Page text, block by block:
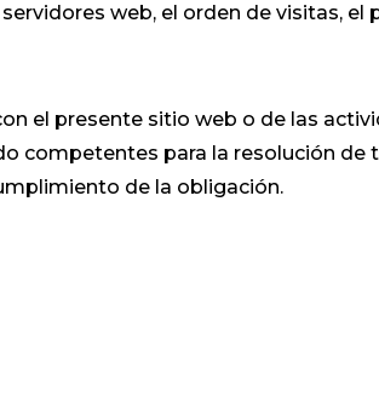
web, el orden de visitas, el
el presente sitio web o de las
competentes para la resolución
de la obligación.